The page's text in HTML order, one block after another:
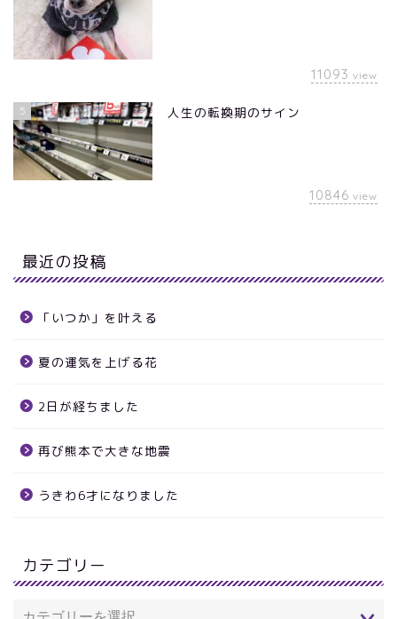
11093 view
5 人生の転換期のサイン
10846 view
最近の投稿
「いつか」を叶える
夏の運気を上げる花
2日が経ちました
再び熊本で大きな地震
うきわ6才になりました
カテゴリー